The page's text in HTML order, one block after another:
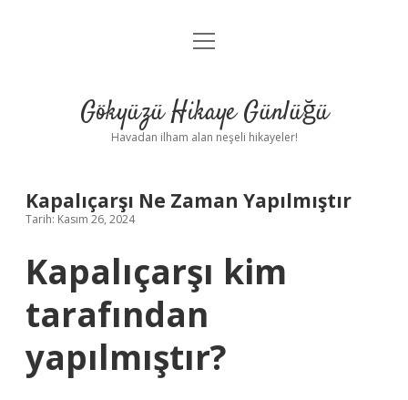
Anasayfa
Yasal Uyarı
menüyü
Gökyüzü Hikaye Günlüğü
Havadan ilham alan neşeli hikayeler!
Kapalıçarşı Ne Zaman Yapılmıştır
Tarih: Kasım 26, 2024
Kapalıçarşı kim
tarafından
yapılmıştır?